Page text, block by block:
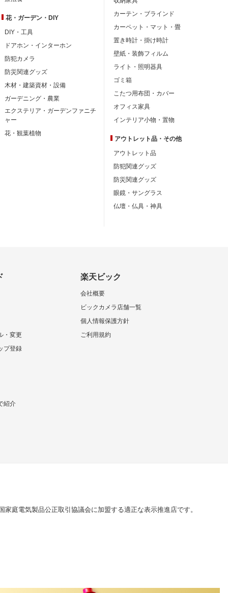
花・ガーデン・DIY
DIY・工具
ドアホン・インターホン
防犯カメラ
防災関連グッズ
木材・建築資材・設備
ガーデニング・農業
エクステリア・ガーデンファニチ
ャー
花・観葉植物
カーテン・ブラインド
カーペット・マット・畳
置き時計・掛け時計
壁紙・装飾フィルム
ライト・照明器具
ゴミ箱
こたつ用布団・カバー
オフィス家具
インテリア小物・置物
アウトレット品・ その他
アウトレット品
防犯関連グッズ
防災関連グッズ
眼鏡・サングラス
仏壇・仏具・神具
・変更
プ登録
紹介
楽天ビック
会社概要
ビックカメラ店舗一覧
個人情報保護方針
ご利用規約
家庭電気製品公正取引協議会に加盟する適正な表示推進店です。